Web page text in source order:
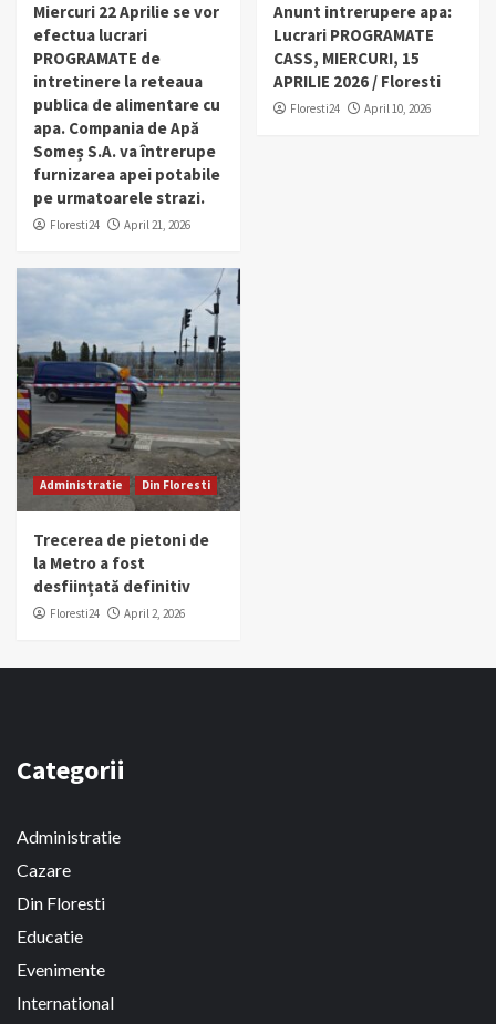
Miercuri 22 Aprilie se vor
efectua lucrari
PROGRAMATE de
intretinere la reteaua
publica de alimentare cu
apa. Compania de Apă
Someș S.A. va întrerupe
furnizarea apei potabile
pe urmatoarele strazi.
Floresti24 April 21, 2026
Anunt intrerupere apa:
Lucrari PROGRAMATE
CASS, MIERCURI, 15
APRILIE 2026 / Floresti
Floresti24 April 10, 2026
Administratie Din Floresti
Trecerea de pietoni de
la Metro a fost
desființată definitiv
Floresti24 April 2, 2026
Categorii
Administratie
Cazare
Din Floresti
Educatie
Evenimente
International